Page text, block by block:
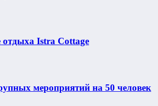
отдыха Istra Cottage
мероприятий на 50 человек